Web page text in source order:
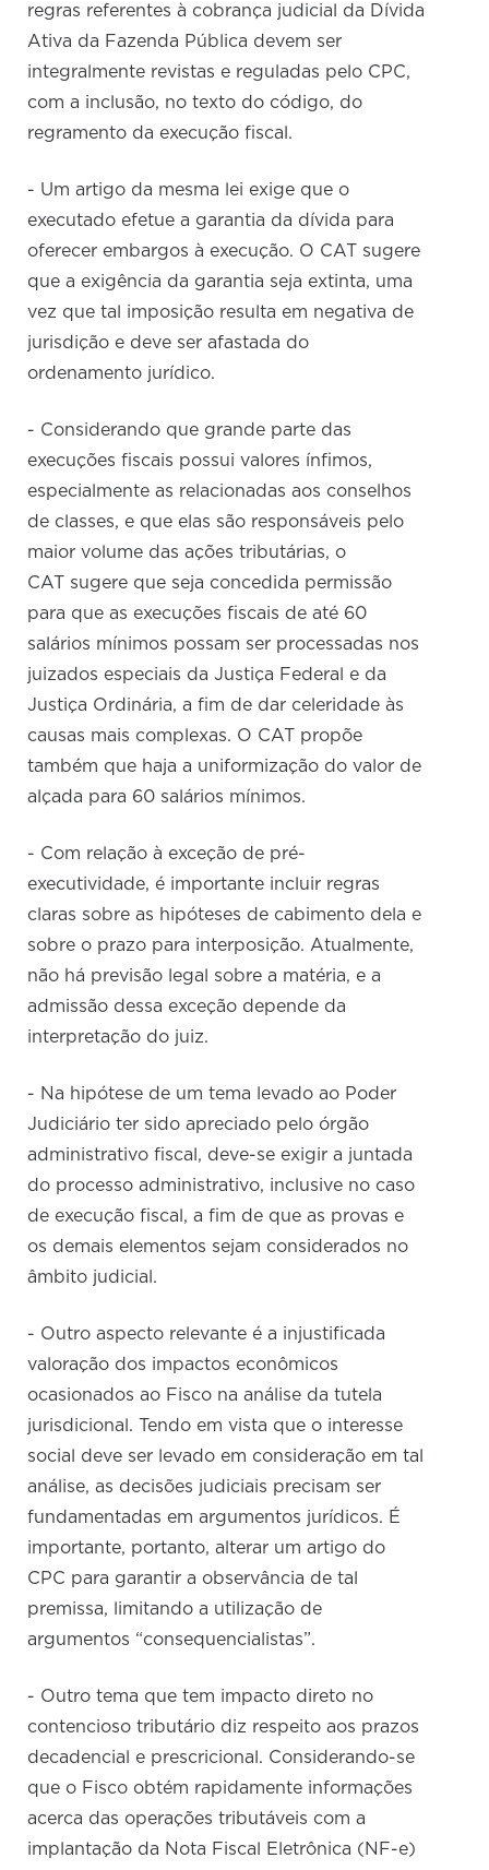
regras referentes à cobrança judicial da Dívida
Ativa da Fazenda Pública devem ser
integralmente revistas e reguladas pelo CPC,
com a inclusão, no texto do código, do
regramento da execução fiscal.
- Um artigo da mesma lei exige que o
executado efetue a garantia da dívida para
oferecer embargos à execução. O CAT sugere
que a exigência da garantia seja extinta, uma
vez que tal imposição resulta em negativa de
jurisdição e deve ser afastada do
ordenamento jurídico.
- Considerando que grande parte das
execuções fiscais possui valores ínfimos,
especialmente as relacionadas aos conselhos
de classes, e que elas são responsáveis pelo
maior volume das ações tributárias, o
CAT sugere que seja concedida permissão
para que as execuções fiscais de até 60
salários mínimos possam ser processadas nos
juizados especiais da Justiça Federal e da
Justiça Ordinária, a fim de dar celeridade às
causas mais complexas. O CAT propõe
também que haja a uniformização do valor de
alçada para 60 salários mínimos.
- Com relação à exceção de pré-
executividade, é importante incluir regras
claras sobre as hipóteses de cabimento dela e
sobre o prazo para interposição. Atualmente,
não há previsão legal sobre a matéria, e a
admissão dessa exceção depende da
interpretação do juiz.
- Na hipótese de um tema levado ao Poder
Judiciário ter sido apreciado pelo órgão
administrativo fiscal, deve-se exigir a juntada
do processo administrativo, inclusive no caso
de execução fiscal, a fim de que as provas e
os demais elementos sejam considerados no
âmbito judicial.
- Outro aspecto relevante é a injustificada
valoração dos impactos econômicos
ocasionados ao Fisco na análise da tutela
jurisdicional. Tendo em vista que o interesse
social deve ser levado em consideração em tal
análise, as decisões judiciais precisam ser
fundamentadas em argumentos jurídicos. É
importante, portanto, alterar um artigo do
CPC para garantir a observância de tal
premissa, limitando a utilização de
argumentos “consequencialistas”.
- Outro tema que tem impacto direto no
contencioso tributário diz respeito aos prazos
decadencial e prescricional. Considerando-se
que o Fisco obtém rapidamente informações
acerca das operações tributáveis com a
implantação da Nota Fiscal Eletrônica (NF-e)